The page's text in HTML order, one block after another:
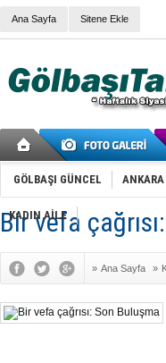
Ana Sayfa Sitene Ekle
GÖLBAŞI GÜNCEL
KADIN AİLE
Bir vefa
» Ana Sayfa »